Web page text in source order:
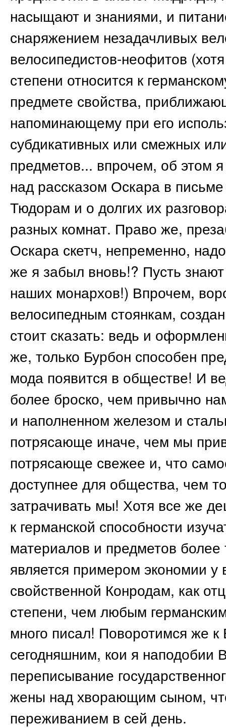
насыщают и знаниями, и
снаряжением незадачливых
велосипедистов-неофитов
степени относится к
предмете свойства,
напоминающему при его
субдикативных или смежных
предметов... впрочем, об этом
над рассказом Оскара в
Тюдорам и о долгих их
разных комнат. Право же,
Оскара скетч, непременно,
же я забыл вновь!? Пусть
наших монархов!) Впрочем,
велосипедным стоянкам,
стоит сказать: ведь и
же, только Бурбон способен
мода появится в обществе! И
более броско, чем привычно
и наполненном железом и
потрясающе иначе, чем мы
потрясающе свежее и, что
доступнее для общества, чем
затрачивать мы! Хотя все же
к германской способности
материалов и предметов
является примером экономии у
свойственной Конродам, как
степени, чем любым
много писал! Поворотимся же
сегодняшним, кои я наподобии
переписывание
жены над хворающим сыном,
переживанием в сей день.